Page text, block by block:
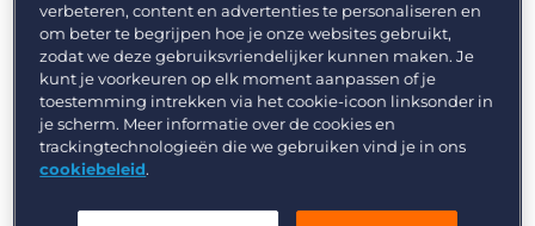
verbeteren, content en advertenties te personaliseren en
om beter te begrijpen hoe je onze websites gebruikt,
zodat we deze gebruiksvriendelijker kunnen maken. Je
kunt je voorkeuren op elk moment aanpassen of je
toestemming intrekken via het cookie-icoon linksonder in
je scherm. Meer informatie over de cookies en
trackingtechnologieën die we gebruiken vind je in ons
cookiebeleid.